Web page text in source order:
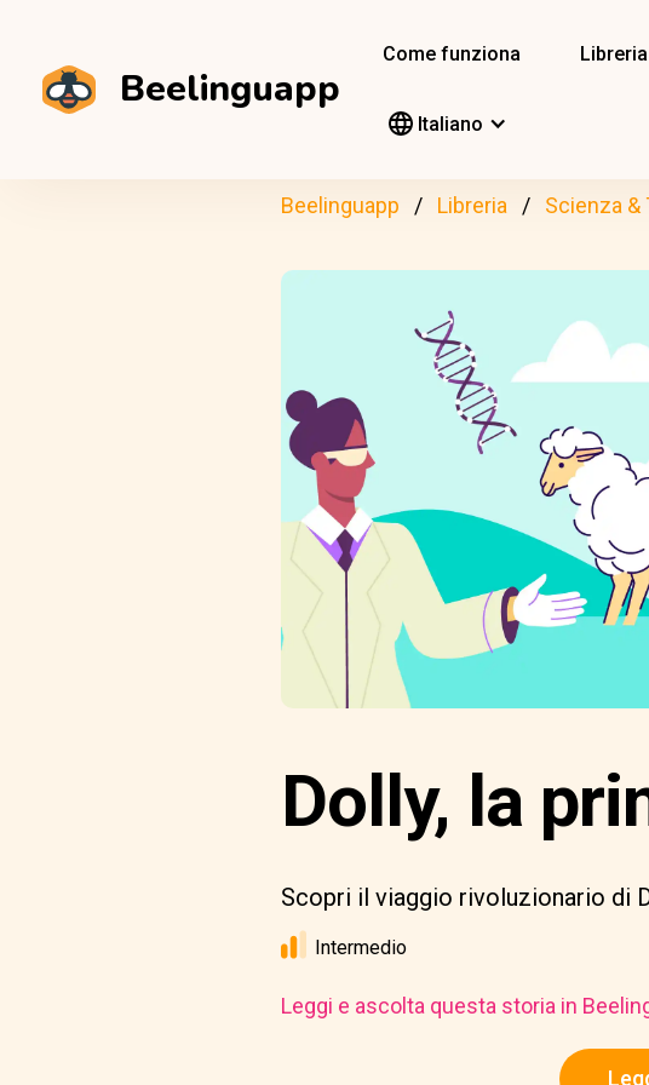
Beelinguapp
Come funziona Libreria
Italiano
Beelinguapp Libreria Scienza &
Dolly, la
Scopri il viaggio rivoluzionario di
Intermedio
Leggi e ascolta questa storia in